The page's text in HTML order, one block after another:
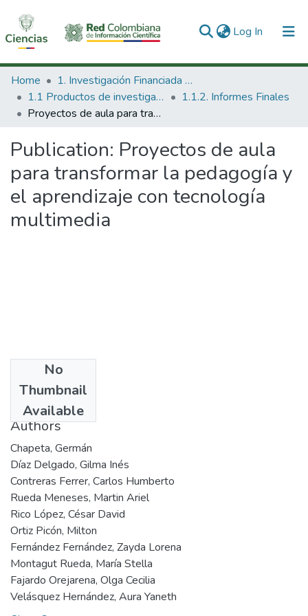
Log In (current)
Communities & Collections
All of DSpace
Home
1. Investigación Financiada con Recursos Públicos
1.1 Productos de investigación
1.1.2. Informes Finales
Proyectos de aula para transformar la pedagogía y el aprendizaje con tecnología multimedia
Publication: Proyectos de aula
para transformar la pedagogía y
el aprendizaje con tecnología
multimedia
No
Thumbnail
Available
2002
Authors
Chapeta, Germán
Díaz Delgado, Gilma Inés
Contreras Ferrer, Carlos Humberto
Rueda Meneses, Martin Ariel
Rico López, César David
Ortiz Picón, Milton
Fernández Fernández, Zayda Lorena
Montagut Rueda, María Stella
Fajardo Orejarena, Olga Cecilia
Velásquez Hernández, Aura Yaneth